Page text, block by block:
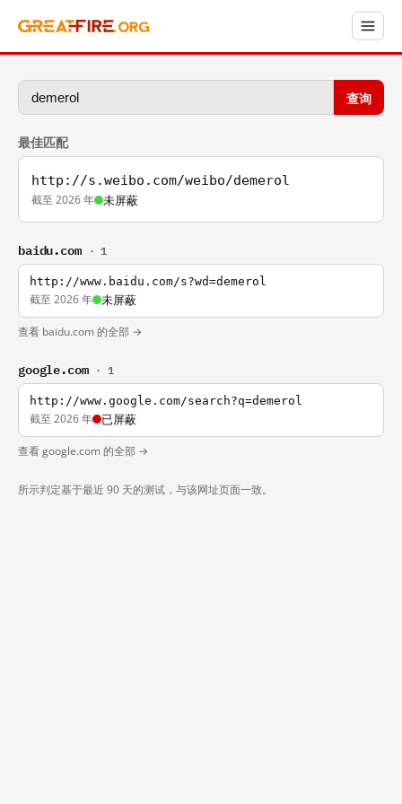
查询
最佳匹配
http://s.weibo.com/weibo/demerol
截至 2026 年 未屏蔽
baidu.com · 1
http://www.baidu.com/s?wd=demerol
截至 2026 年 未屏蔽
查看 baidu.com 的全部 →
google.com · 1
http://www.google.com/search?q=demerol
截至 2026 年 已屏蔽
查看 google.com 的全部 →
所示判定基于最近 90 天的测试，与该网址页面一致。